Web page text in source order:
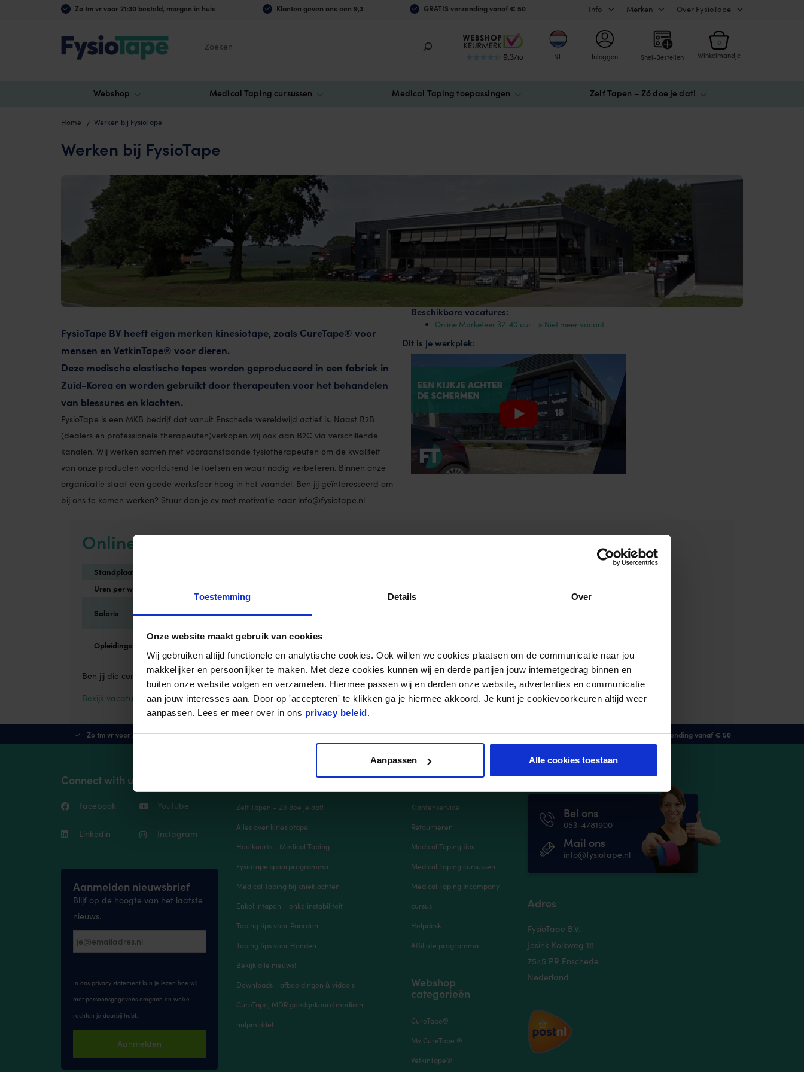
Toestemming Details Over
Onze website maakt gebruik van cookies
Wij gebruiken altijd functionele en analytische cookies. Ook willen we cookies plaatsen om de communicatie naar jou
makkelijker en persoonlijker te maken. Met deze cookies kunnen wij en derde partijen jouw internetgedrag binnen en
buiten onze website volgen en verzamelen. Hiermee passen wij en derden onze website, advertenties en communicatie
aan jouw interesses aan. Door op 'accepteren' te klikken ga je hiermee akkoord. Je kunt je cookievoorkeuren altijd weer
aanpassen. Lees er meer over in ons privacy beleid.
Aanpassen Alle cookies toestaan
Zo tm vr voor 21:30 besteld, morgen in huis Klanten geven ons een 9,3 GRATIS verzending vanaf € 50 Info Merken Over FysioTape
9,3/10 NL Inloggen Snel-Bestellen
0
Winkelmandje
Webshop Medical Taping cursussen Medical Taping toepassingen Zelf Tapen – Zó doe je dat!
Home Werken bij FysioTape
Werken bij FysioTape
FysioTape BV heeft eigen merken kinesiotape, zoals CureTape® voor
mensen en VetkinTape® voor dieren.
Deze medische elastische tapes worden geproduceerd in een fabriek in
Zuid-Korea en worden gebruikt door therapeuten voor het behandelen
van blessures en klachten..
FysioTape is een MKB bedrijf dat vanuit Enschede wereldwijd actief is. Naast B2B
(dealers en professionele therapeuten)verkopen wij ook aan B2C via verschillende
kanalen. Wij werken samen met vooraanstaande fysiotherapeuten om de kwaliteit
van onze producten voortdurend te toetsen en waar nodig verbeteren. Binnen onze
organisatie staat een goede werksfeer hoog in het vaandel. Ben jij geïnteresseerd om
bij ons te komen werken? Stuur dan je cv met motivatie naar info@fysiotape.nl
Beschikbare vacatures:
Online Marketeer 32-40 uur –> Niet meer vacant
Dit is je werkplek:
Online Marketeer –> niet meer vacant
Standplaats
Uren per week
Salaris
Opleidingsniveau
HBO werk en
denk niveau
bedrijfsprocessen
Dienstverband
Parttime, Fulltime
Ben jij die commercieel ingestelde Online Marketeer die actief wil bijdragen aan de Online zichtbaarheid van FysioTape?
Bekijk vacature
Zo tm vr voor 21:30 besteld, morgen in huis Klanten geven ons een 9,3 GRATIS verzending vanaf € 50
Connect with us!
Facebook Youtube
Linkedin Instagram
Aanmelden nieuwsbrief
Blijf op de hoogte van het laatste
nieuws.
In ons privacy statement kun je lezen hoe wij
met persoonsgegevens omgaan en welke
rechten je daarbij hebt.
Aanmelden
Zelf Tapen – Zó doe je dat!
Alles over kinesiotape
Hooikoorts - Medical Taping
FysioTape spaarprogramma
Medical Taping bij knieklachten
Enkel intapen – enkelinstabiliteit
Taping tips voor Paarden
Taping tips voor Honden
Bekijk alle nieuws!
Downloads - afbeeldingen & video's
CureTape, MDR goedgekeurd medisch
hulpmiddel
Handige links
Klantenservice
Retourneren
Medical Taping tips
Medical Taping cursussen
Medical Taping Incompany
cursus
Helpdesk
Affiliate programma
Webshop
categorieën
CureTape®
My CureTape ®
VetkinTape®
Vragen of hulp nodig?
Bel ons
053-4781900
Mail ons
info@fysiotape.nl
Adres
FysioTape B.V.
Josink Kolkweg 18
7545 PR Enschede
Nederland